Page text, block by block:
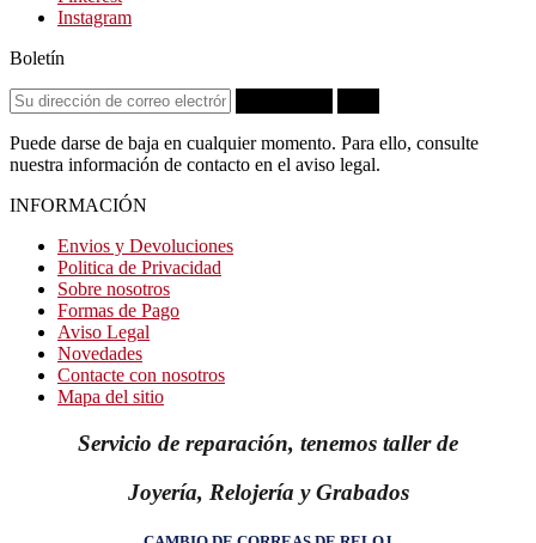
Instagram
Boletín
Puede darse de baja en cualquier momento. Para ello, consulte
nuestra información de contacto en el aviso legal.
INFORMACIÓN
Envios y Devoluciones
Politica de Privacidad
Sobre nosotros
Formas de Pago
Aviso Legal
Novedades
Contacte con nosotros
Mapa del sitio
Servicio de reparación, tenemos taller de
Joyería, Relojería y Grabados